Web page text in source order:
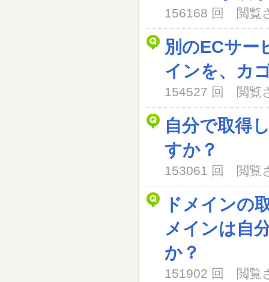
156168 回 閲覧
別のECサー
インを、カ
154527 回 閲覧
自分で取得
すか？
153061 回 閲覧
ドメインの
メインは自
か？
151902 回 閲覧